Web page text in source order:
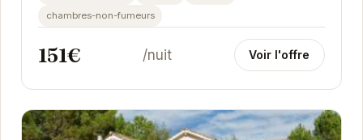
chambres-non-fumeurs
151€ /nuit Voir l'offre